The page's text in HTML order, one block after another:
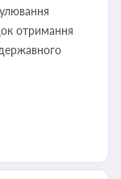
отримання